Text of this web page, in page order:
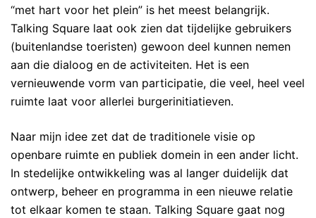
“met hart voor het plein” is het meest belangrijk.
Talking Square laat ook zien dat tijdelijke gebruikers
(buitenlandse toeristen) gewoon deel kunnen nemen
aan die dialoog en de activiteiten. Het is een
vernieuwende vorm van participatie, die veel, heel veel
ruimte laat voor allerlei burgerinitiatieven.
Naar mijn idee zet dat de traditionele visie op
openbare ruimte en publiek domein in een ander licht.
In stedelijke ontwikkeling was al langer duidelijk dat
ontwerp, beheer en programma in een nieuwe relatie
tot elkaar komen te staan. Talking Square gaat nog